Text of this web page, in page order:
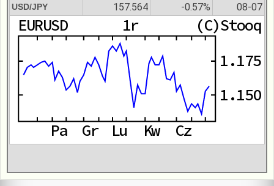
USD/JPY 157.564 -0.57% 08-07